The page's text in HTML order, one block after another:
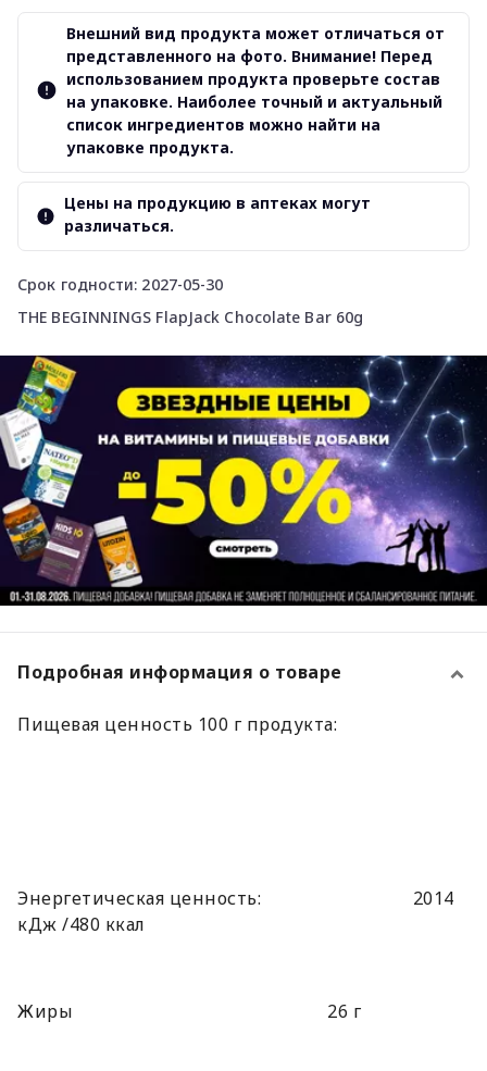
Срок годности: 2027-05-30
THE BEGINNINGS FlapJack Chocolate Bar 60g
Внешний вид продукта может отличаться от
представленного на фото. Внимание! Перед
использованием продукта проверьте состав
на упаковке. Наиболее точный и актуальный
список ингредиентов можно найти на
упаковке продукта.
Цены на продукцию в аптеках могут
различаться.
Подробная информация о товаре
Пищевая ценность 100 г продукта:
Энергетическая ценность: 2014
кДж /480 ккал
Жиры 26 г